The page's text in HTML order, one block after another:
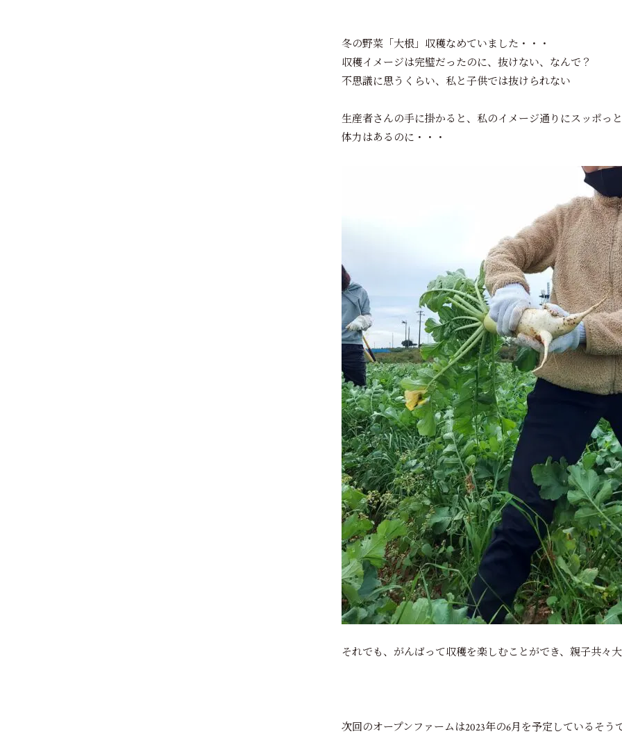
冬の野菜「大根」収穫なめていました・・・
収穫イメージは完璧だったのに、抜けない、なんで？
不思議に思うくらい、私と子供では抜けられない
生産者さんの手に掛かると、私のイメージ通りにスッポっと
体力はあるのに・・・
それでも、がんばって収穫を楽しむことができ、親子共々大
次回のオープンファームは2023年の6月を予定しているそうで